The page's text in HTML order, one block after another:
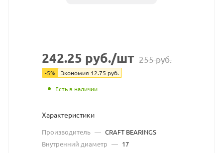
https://
без
разрешения
владельца
сайта
242.25 руб./шт 255руб.
-5% Экономия 12.75 руб.
Есть в наличии
Характеристики
Производитель — CRAFT BEARINGS
Внутренний диаметр — 17